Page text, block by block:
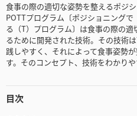
食事の際の適切な姿勢を整えるポジ
POTTプログラム〔ポジショニング
る（T）プログラム〕は食事の際の
るために開発された技術。その技術
践しやすく、それによって食事姿勢
す。そのコンセプト、技術をわかりや
目次